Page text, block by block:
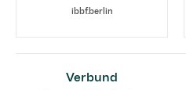
ibbf.berlin
Verbund